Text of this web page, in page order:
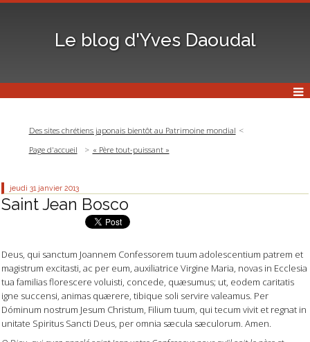
Le blog d'Yves Daoudal
Des sites chrétiens japonais bientôt au Patrimoine mondial
Page d'accueil
« Père tout-puissant »
jeudi 31 janvier 2013
Saint Jean Bosco
Deus, qui sanctum Joannem Confessorem tuum adolescentium patrem et
magistrum excitasti, ac per eum, auxiliatrice Virgine Maria, novas in Ecclesia
tua familias florescere voluisti, concede, quæsumus; ut, eodem caritatis
igne succensi, animas quærere, tibique soli servire valeamus. Per
Dóminum nostrum Jesum Christum, Filium tuum, qui tecum vivit et regnat in
unitate Spiritus Sancti Deus, per omnia sæcula sæculorum. Amen.